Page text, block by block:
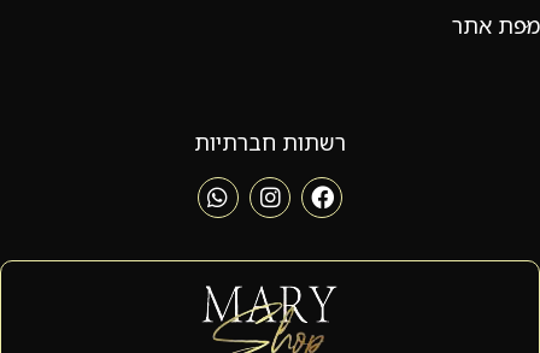
מפת אתר
רשתות חברתיות